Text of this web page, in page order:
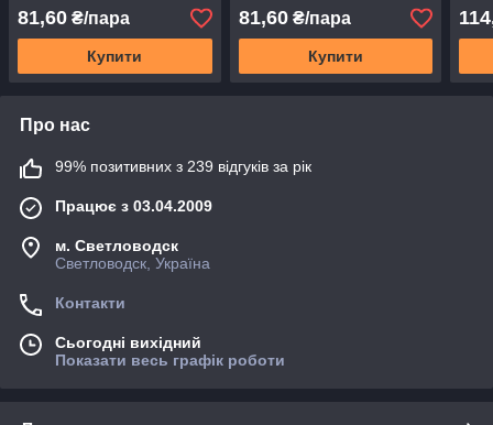
81,60 ₴/пара
Купити
81,60₴/пара
Купити
Про нас
99% позитивних з 239 відгуків за рік
Працює з 03.04.2009
м. Светловодск
Светловодск, Україна
Контакти
Сьогодні вихідний
Показати весь графік роботи